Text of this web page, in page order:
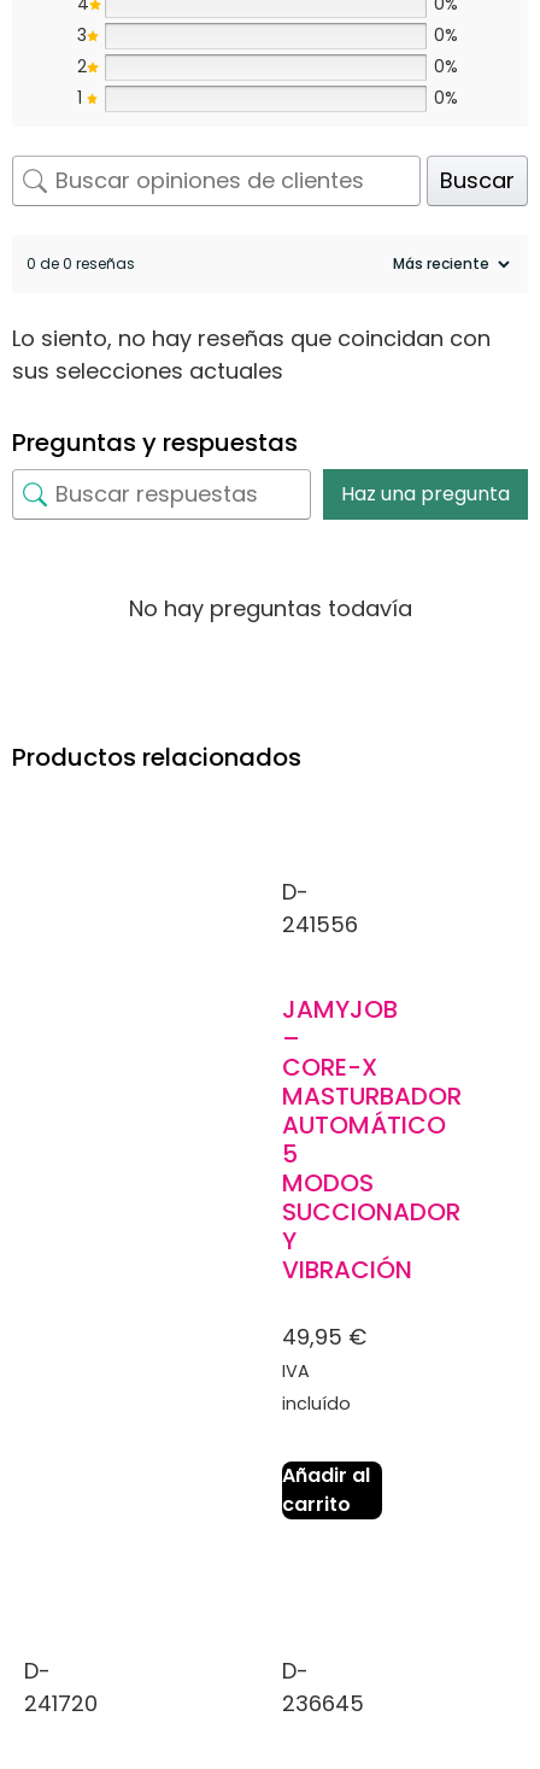
3
0%
2
0%
1
0%
Buscar
0 de 0 reseñas
Lo siento, no hay reseñas que coincidan con
sus selecciones actuales
Preguntas y respuestas
Haz una pregunta
No hay preguntas todavía
Productos relacionados
D-
241556
JAMYJOB
–
CORE-X
MASTURBADOR
AUTOMÁTICO
5
MODOS
SUCCIONADOR
Y
VIBRACIÓN
49,95 €
IVA
incluído
Añadir al
carrito
D-
241720
D-
236645